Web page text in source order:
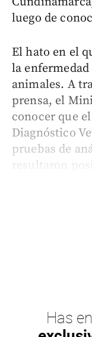
luego de
El hato en el
la
animales. A
prensa, el
conocer que
Diagnóstico
pruebas de
resultaron
Has